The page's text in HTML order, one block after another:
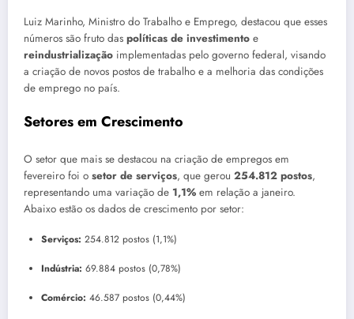
Luiz Marinho, Ministro do Trabalho e Emprego, destacou que esses
números são fruto das políticas de investimento e
reindustrialização implementadas pelo governo federal, visando
a criação de novos postos de trabalho e a melhoria das condições
de emprego no país.
Setores em Crescimento
O setor que mais se destacou na criação de empregos em
fevereiro foi o setor de serviços, que gerou 254.812 postos,
representando uma variação de 1,1% em relação a janeiro.
Abaixo estão os dados de crescimento por setor:
Serviços: 254.812 postos (1,1%)
Indústria: 69.884 postos (0,78%)
Comércio: 46.587 postos (0,44%)